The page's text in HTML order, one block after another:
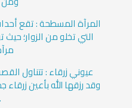
المرآة المسطحة : تقع
التي تخلو من الزوار؛
عيوني زرقاء : تتناول
وقد رزقها الله بأعين